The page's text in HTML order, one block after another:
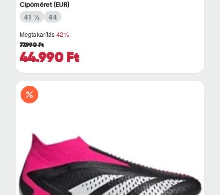
Megtakarítás-42%
44.990 Ft
77.990 Ft
Cipőméret (EUR)
41 ⅓ 44